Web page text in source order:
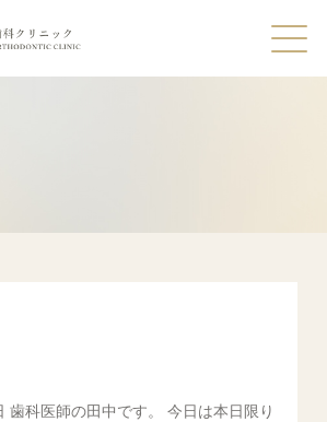
歯科医師の田中です。 今日は本日限り